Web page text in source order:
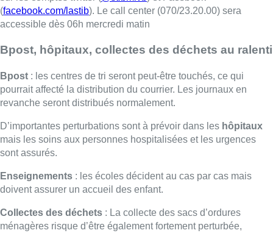
Enseignements: les écoles décident au cas par cas mais
doivent assurer un accueil des enfant.
Collectes des déchets: La collecte des sacs d’ordures
indique dans un communiqué Bruxelles-Propreté, qui invite
dès lors les habitants dont les poubelles sont ramassées le
mercredi à ne pas les sortir. Tous les parcs à conteneurs de la
Avec Belga
Lire aussi :
Le siège bruxellois d’AXA fermé